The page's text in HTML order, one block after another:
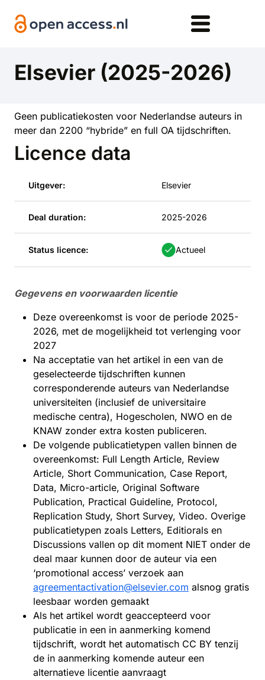
Elsevier (2025-2026)
Geen publicatiekosten voor Nederlandse auteurs in
meer dan 2200 “hybride” en full OA tijdschriften.
Licence data
Uitgever: Elsevier
Deal duration: 2025-2026
Status licence: Actueel
Gegevens en voorwaarden licentie
Deze overeenkomst is voor de periode 2025-
2026, met de mogelijkheid tot verlenging voor
2027
Na acceptatie van het artikel in een van de
geselecteerde tijdschriften kunnen
corresponderende auteurs van Nederlandse
universiteiten (inclusief de universitaire
medische centra), Hogescholen, NWO en de
KNAW zonder extra kosten publiceren.
De volgende publicatietypen vallen binnen de
overeenkomst: Full Length Article, Review
Article, Short Communication, Case Report,
Data, Micro-article, Original Software
Publication, Practical Guideline, Protocol,
Replication Study, Short Survey, Video. Overige
publicatietypen zoals Letters, Editiorals en
Discussions vallen op dit moment NIET onder de
deal maar kunnen door de auteur via een
‘promotional access’ verzoek aan
agreementactivation@elsevier.com alsnog gratis
leesbaar worden gemaakt
Als het artikel wordt geaccepteerd voor
publicatie in een in aanmerking komend
tijdschrift, wordt het automatisch CC BY tenzij
de in aanmerking komende auteur een
alternatieve licentie aanvraagt